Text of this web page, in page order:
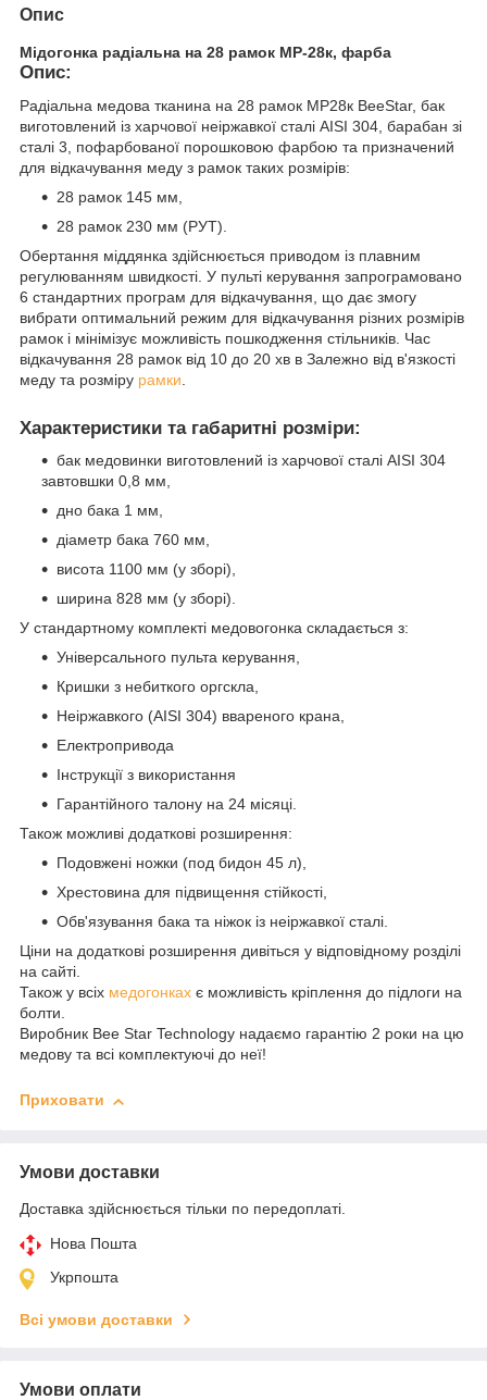
Опис
Мідогонка радіальна на 28 рамок МР-28к, фарба
Опис:
Радіальна медова тканина на 28 рамок МР28к BeeStar, бак
виготовлений із харчової неіржавкої сталі AISI 304, барабан зі
сталі 3, пофарбованої порошковою фарбою та призначений
для відкачування меду з рамок таких розмірів:
28 рамок 145 мм,
28 рамок 230 мм (РУТ).
Обертання міддянка здійснюється приводом із плавним
регулюванням швидкості. У пульті керування запрограмовано
6 стандартних програм для відкачування, що дає змогу
вибрати оптимальний режим для відкачування різних розмірів
рамок і мінімізує можливість пошкодження стільників. Час
відкачування 28 рамок від 10 до 20 хв в Залежно від в'язкості
меду та розміру рамки
Характеристики та габаритні розміри:
бак медовинки виготовлений із харчової сталі AISI 304
завтовшки 0,8 мм,
дно бака 1 мм,
діаметр бака 760 мм,
висота 1100 мм (у зборі),
ширина 828 мм (у зборі).
У стандартному комплекті медовогонка складається з:
Універсального пульта керування,
Кришки з небиткого оргскла,
Неіржавкого (AISI 304) ввареного крана,
Електропривода
Інструкції з використання
Гарантійного талону на 24 місяці.
Також можливі додаткові розширення:
Подовжені ножки (под бидон 45 л),
Хрестовина для підвищення стійкості,
Обв'язування бака та ніжок із неіржавкої сталі.
Ціни на додаткові розширення дивіться у відповідному розділі
на сайті.
Також у всіх медогонках є можливість кріплення до підлоги на
болти.
Виробник Bee Star Technology надаємо гарантію 2 роки на цю
медову та всі комплектуючі до неї!
Приховати
Умови доставки
Доставка здійснюється тільки по передоплаті.
Нова Пошта
Укрпошта
Всі умови доставки
Умови оплати